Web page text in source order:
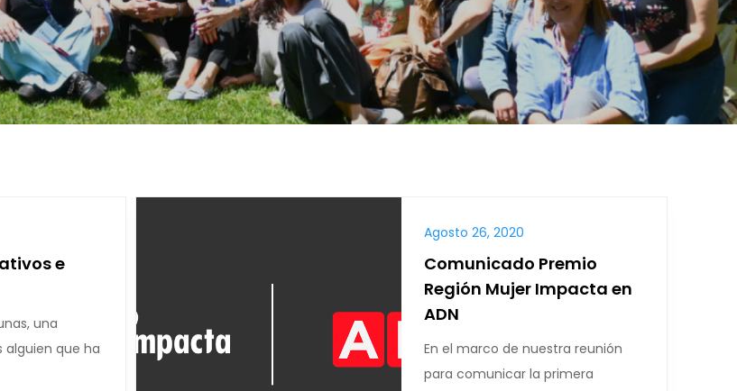
e
una
alguien que ha
Agosto 26, 2020
Comunicado Premio
Región Mujer Impacta en
ADN
En el marco de nuestra reunión
para comunicar la primera